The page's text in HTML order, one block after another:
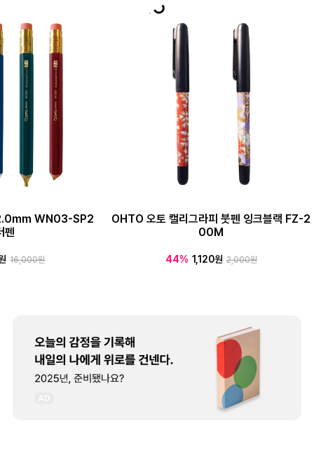
WN03-SP2
펜
16,000원
OHTO 오토 캘리그라피 붓펜 잉크블랙 FZ-2
00M
44% 1,120원 2,000원